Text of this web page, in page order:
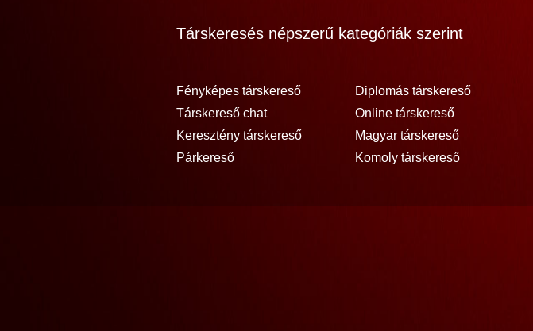
Társkeresés népszerű kategóriák szerint
Fényképes társkereső
Társkereső chat
Keresztény társkereső
Párkereső
Diplomás társkereső
Online társkereső
Magyar társkereső
Komoly társkereső